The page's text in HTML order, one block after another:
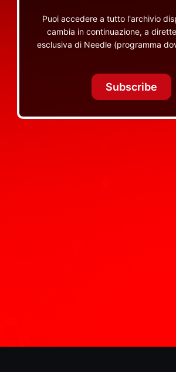
Puoi accedere a tutto l'archivio
cambia in continuazione, a
esclusiva di Needle (programma
TV non visibili da nessuna
Subscribe